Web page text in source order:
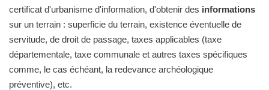
certificat d'urbanisme d'information, d'obtenir des informations
sur un terrain : superficie du terrain, existence éventuelle de
servitude, de droit de passage, taxes applicables (taxe
départementale, taxe communale et autres taxes spécifiques
comme, le cas échéant, la redevance archéologique
préventive), etc.